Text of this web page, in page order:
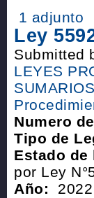
1 adjunto
Ley
Submitted
LEYES
Numero
Tipo de
Estado
por Ley
Año:
2022